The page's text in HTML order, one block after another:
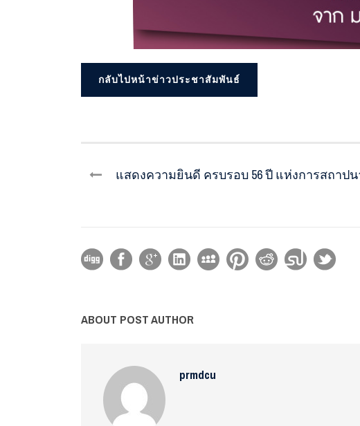
กลับไปหน้าข่าวประชาสัมพันธ์
แสดงความยินดี ครบรอบ 56 ปี แห่งการสถาป
ABOUT POST AUTHOR
prmdcu